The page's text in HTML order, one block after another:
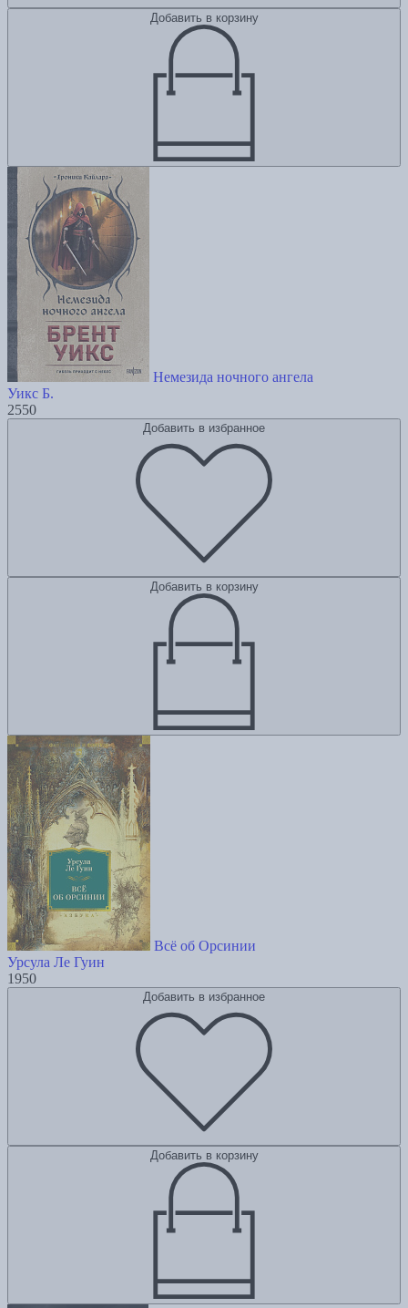
Добавить в корзину
Немезида ночного ангела
Уикс Б.
2550
Добавить в избранное
Добавить в корзину
Всё об Орсинии
Урсула Ле Гуин
1950
Добавить в избранное
Добавить в корзину